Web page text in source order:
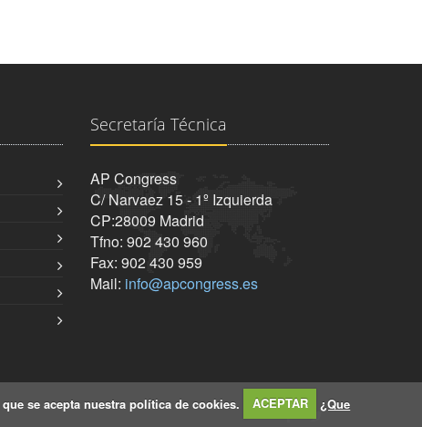
Secretaría Técnica
AP Congress
C/ Narvaez 15 - 1º Izquierda
CP:28009 Madrid
Tfno: 902 430 960
Fax: 902 430 959
Mail: info@apcongress.es
se acepta nuestra política de cookies. ACEPTAR
¿Que